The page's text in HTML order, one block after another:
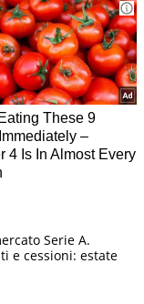
Serie A.
e cessioni: estate